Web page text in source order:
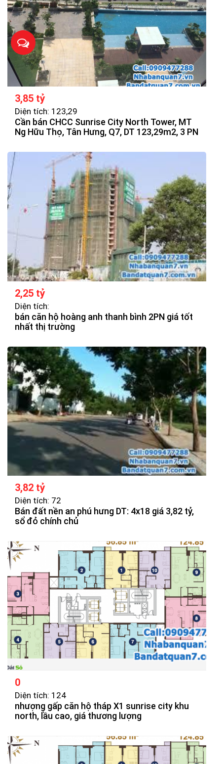
3,85 tỷ
Diện tích: 123,29
Cần bán CHCC Sunrise City North Tower, MT
Ng Hữu Thọ, Tân Hưng, Q7, DT 123,29m2, 3 PN
2,25 tỷ
Diện tích:
bán căn hộ hoàng anh thanh bình 2PN giá tốt
nhất thị trường
3,82 tỷ
Diện tích: 72
Bán đất nền an phú hưng DT: 4x18 giá 3,82 tỷ,
sổ đỏ chính chủ
0
Diện tích: 124
nhượng gấp căn hộ tháp X1 sunrise city khu
north, lầu cao, giá thương lượng